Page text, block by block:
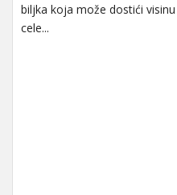
biljka koja može dostići
cele...